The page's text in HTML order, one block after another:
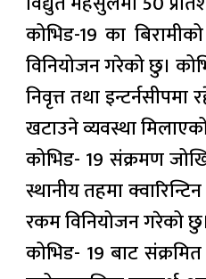
कोभिड-19 का
विनियोजन गरेको छु।
निवृत्त तथा
खटाउने व्यवस्था
कोभिड- 19 संक्रमण
स्थानीय तहमा
रकम विनियोजन गरेको
कोभिड- 19 बाट